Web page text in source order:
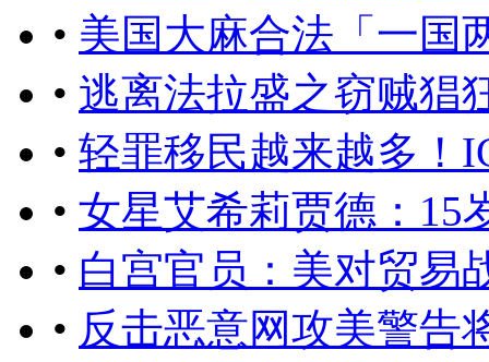
• 美国大麻合法「一国
• 逃离法拉盛之窃贼猖
• 轻罪移民越来越多！
• 女星艾希莉贾德：15
• 白宫官员：美对贸易
• 反击恶意网攻美警告